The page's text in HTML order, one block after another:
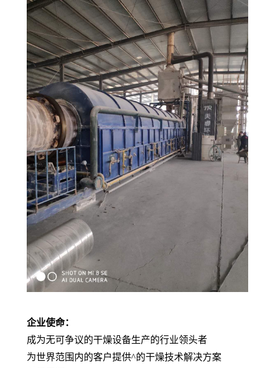
企业使命：
成为无可争议的干燥设备生产的行业领头者
为世界范围内的客户提供^的干燥技术解决方案